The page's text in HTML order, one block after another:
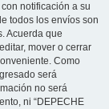
notificación a su
todos los envíos son
Acuerda que
mover o cerrar
Como
será
no será
ni “DEPECHE